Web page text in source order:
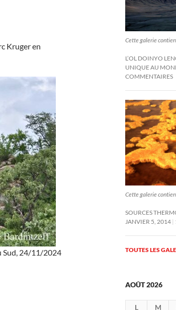
Kruger en
Sud, 24/11/2024
Sud
Cette galerie
L’OL DOINYO
UNIQUE AU
COMMENTAIRES
Cette galerie
SOURCES
JANVIER 5, 2014
TOUTES LES
AOÛT 2026
L M